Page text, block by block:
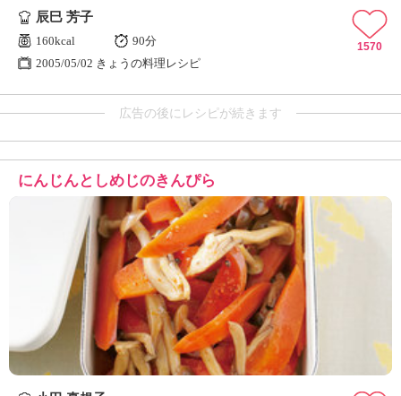
辰巳 芳子
160kcal
90分
2005/05/02 きょうの料理レシピ
1570
広告の後にレシピが続きます
にんじんとしめじのきんぴら